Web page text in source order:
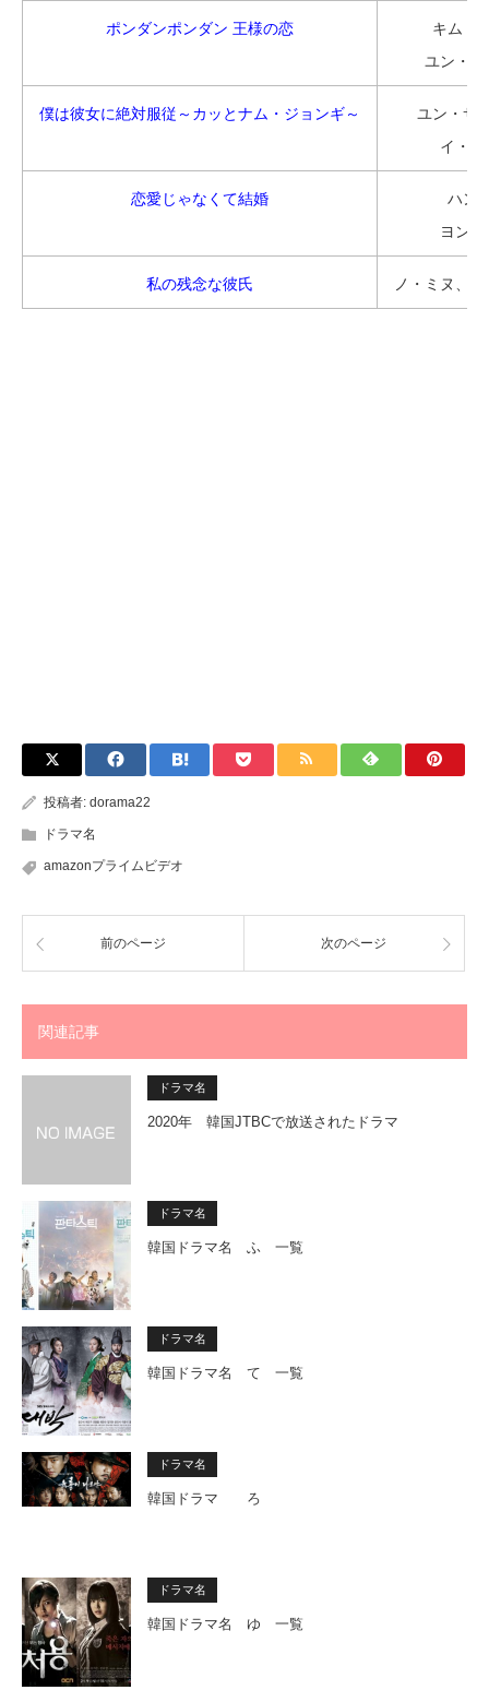
ポンダンポンダン 王様の恋
キム・
ユン・
僕は彼女に絶対服従～カッとナム・ジョンギ～
ユン・サ
イ・
恋愛じゃなくて結婚
ハン
ヨン
私の残念な彼氏 ノ・ミヌ、
投稿者: dorama22
ドラマ名
amazonプライムビデオ
前のページ 次のページ
関連記事
ドラマ名
2020年 韓国JTBCで放送されたドラマ
ドラマ名
韓国ドラマ名 ふ 一覧
ドラマ名
韓国ドラマ名 て 一覧
ドラマ名
韓国ドラマ ろ
ドラマ名
韓国ドラマ名 ゆ 一覧